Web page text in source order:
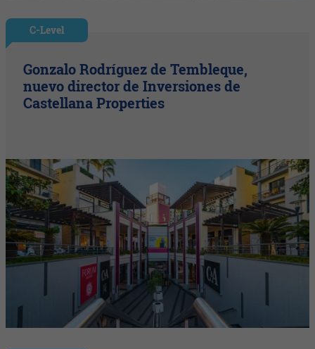
C-Level
Gonzalo Rodríguez de Tembleque,
nuevo director de Inversiones de
Castellana Properties